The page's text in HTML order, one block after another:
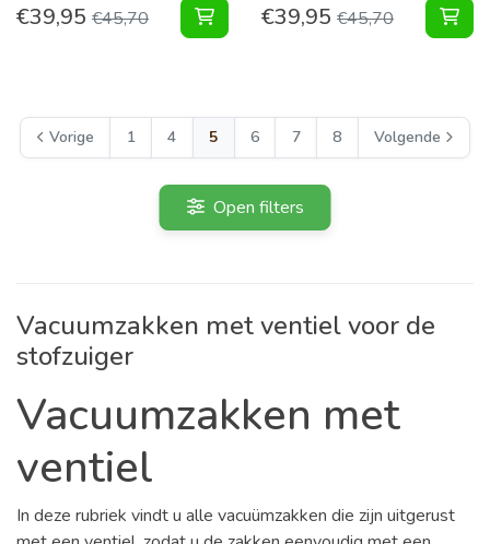
€39,95 €45,70 Vacuumzakken Pakket Motorrijder
€39,95 €45,70
Vorige 1 4 5 6 7 8 Volgende
Open filters
Vacuumzakken met ventiel voor de
stofzuiger
Vacuumzakken met
ventiel
In deze rubriek vindt u alle vacuümzakken die zijn uitgerust